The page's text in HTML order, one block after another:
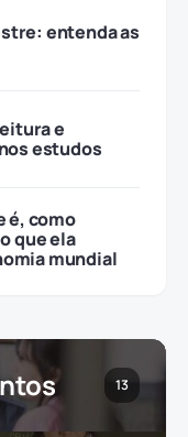
entenda as
e
estudos
é, como
que ela
mundial
13